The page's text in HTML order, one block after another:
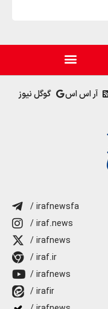
آر اس اس گوگل نیوز
/ irafnewsfa
/ iraf.news
/ irafnews
/ iraf.ir
/ irafnews
/ irafir